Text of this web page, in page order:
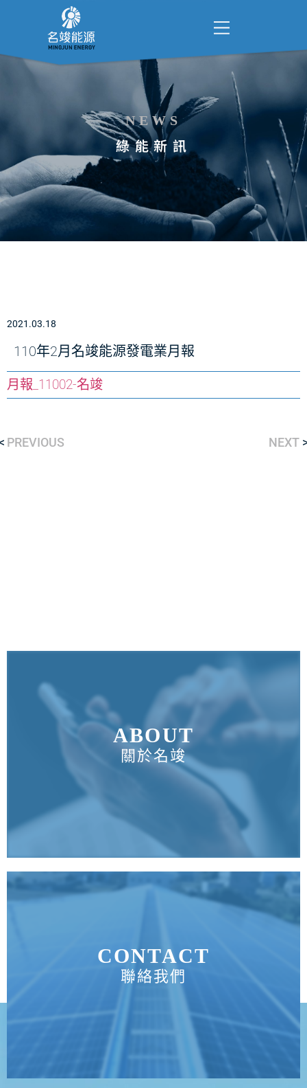
NEWS
綠能新訊
2021.03.18
110年2月名竣能源發電業月報
月報_11002-名竣
NEXT
PREVIOUS
ABOUT
關於名竣
CONTACT
聯絡我們